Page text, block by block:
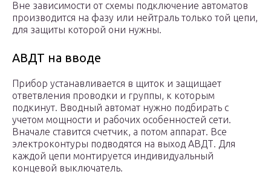
Вне зависимости от схемы подключение автоматов
производится на фазу или нейтраль только той цепи,
для защиты которой они нужны.
АВДТ на вводе
Прибор устанавливается в щиток и защищает
ответвления проводки и группы, к которым
подкинут. Вводный автомат нужно подбирать с
учетом мощности и рабочих особенностей сети.
Вначале ставится счетчик, а потом аппарат. Все
электроконтуры подводятся на выход АВДТ. Для
каждой цепи монтируется индивидуальный
концевой выключатель.